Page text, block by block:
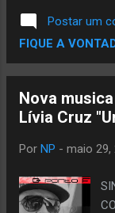
Postar um
FIQUE A
Nova
Lívia Cruz
Por NP - maio 29,